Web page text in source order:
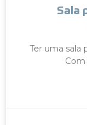
Sala
Ter uma sala